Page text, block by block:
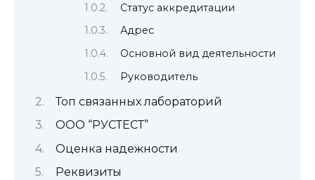
Статус аккредитации
Адрес
Основной вид деятельности
Руководитель
Топ связанных лабораторий
ООО “РУСТЕСТ”
Оценка надежности
Реквизиты